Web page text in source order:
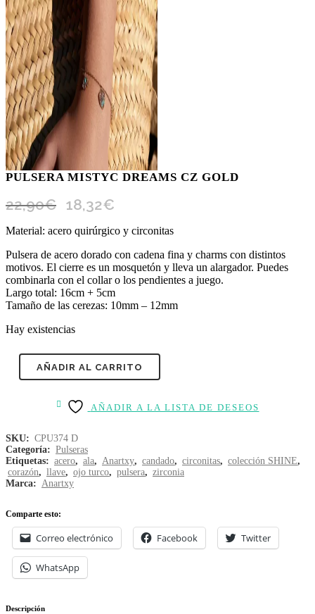
PULSERA MISTYC DREAMS CZ GOLD
22,90€
El
precio
original
era:
22,90€.
18,32€
actual
es:
18,32€.
Material: acero quirúrgico y circonitas
Pulsera de acero dorado con cadena fina y charms con distintos
motivos. El cierre es un mosquetón y lleva un alargador. Puedes
combinarla con el collar o los pendientes a juego.
Largo total: 16cm + 5cm
Tamaño de las cerezas: 10mm – 12mm
Hay existencias
AÑADIR AL CARRITO
AÑADIR A LA LISTA DE DESEOS
SKU: CPU374 D
Categoría: Pulseras
Etiquetas: acero, ala, Anartxy, candado, circonitas, colección SHINE,
corazón, llave, ojo turco, pulsera, zirconia
Marca: Anartxy
Comparte esto:
Correo electrónico Facebook Twitter
WhatsApp
Descripción